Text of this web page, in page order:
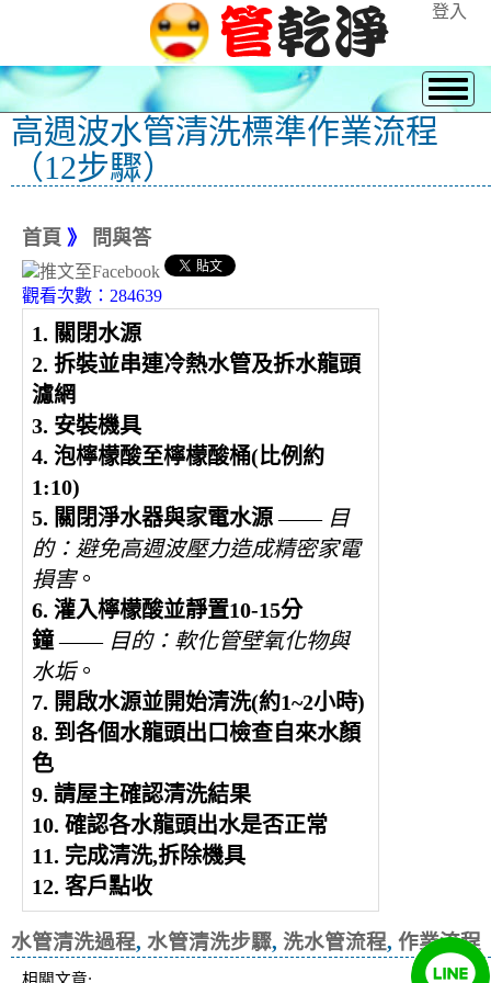
登入
高週波水管清洗標準作業流程
（12步驟）
首頁 》 問與答
觀看次數：284639
1. 關閉水源
2. 拆裝並串連冷熱水管及拆水龍頭
濾網
3. 安裝機具
4. 泡檸檬酸至檸檬酸桶(比例約
1:10)
5. 關閉淨水器與家電水源—— 目
的：避免高週波壓力造成精密家電
損害。
6. 灌入檸檬酸並靜置10-15分
鐘—— 目的：軟化管壁氧化物與
水垢。
7. 開啟水源並開始清洗(約1~2小時)
8. 到各個水龍頭出口檢查自來水顏
色
9. 請屋主確認清洗結果
10. 確認各水龍頭出水是否正常
11. 完成清洗,拆除機具
12. 客戶點收
水管清洗過程, 水管清洗步驟, 洗水管流程, 作業流程